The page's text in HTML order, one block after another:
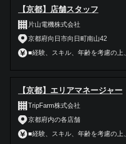
【京都】店舗スタッフ
片山電機株式会社
京都府向日市向日町南山42
■経験、スキル、年齢を考慮の上
【京都】エリアマネージャー
TripFarm株式会社
京都府内の各店舗
■経験、スキル、年齢を考慮の上